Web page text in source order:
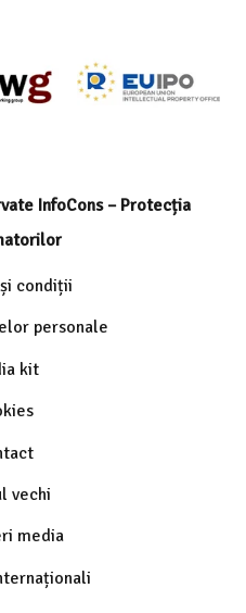
InfoCons – Protecția
condiții
personale
kit
vechi
media